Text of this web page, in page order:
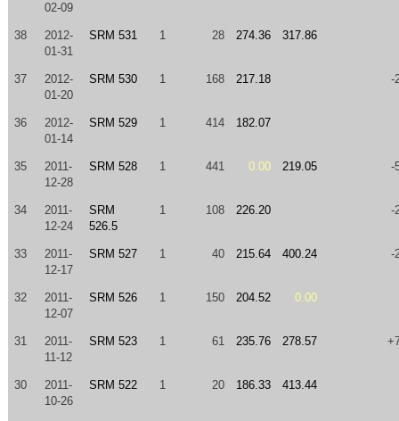
02-09
38
2012-
01-31
SRM 531 1 28 274.36 317.86
37
2012-
01-20
SRM 530 1 168 217.18 -
36
2012-
01-14
SRM 529 1 414 182.07
35
2011-
12-28
SRM 528 1 441 0.00 219.05 -
34
2011-
12-24
SRM
526.5
1 108 226.20 -
33
2011-
12-17
SRM 527 1 40 215.64 400.24 -
32
2011-
12-07
SRM 526 1 150 204.52 0.00
31
2011-
11-12
SRM 523 1 61 235.76 278.57
30
2011-
10-26
SRM 522 1 20 186.33 413.44